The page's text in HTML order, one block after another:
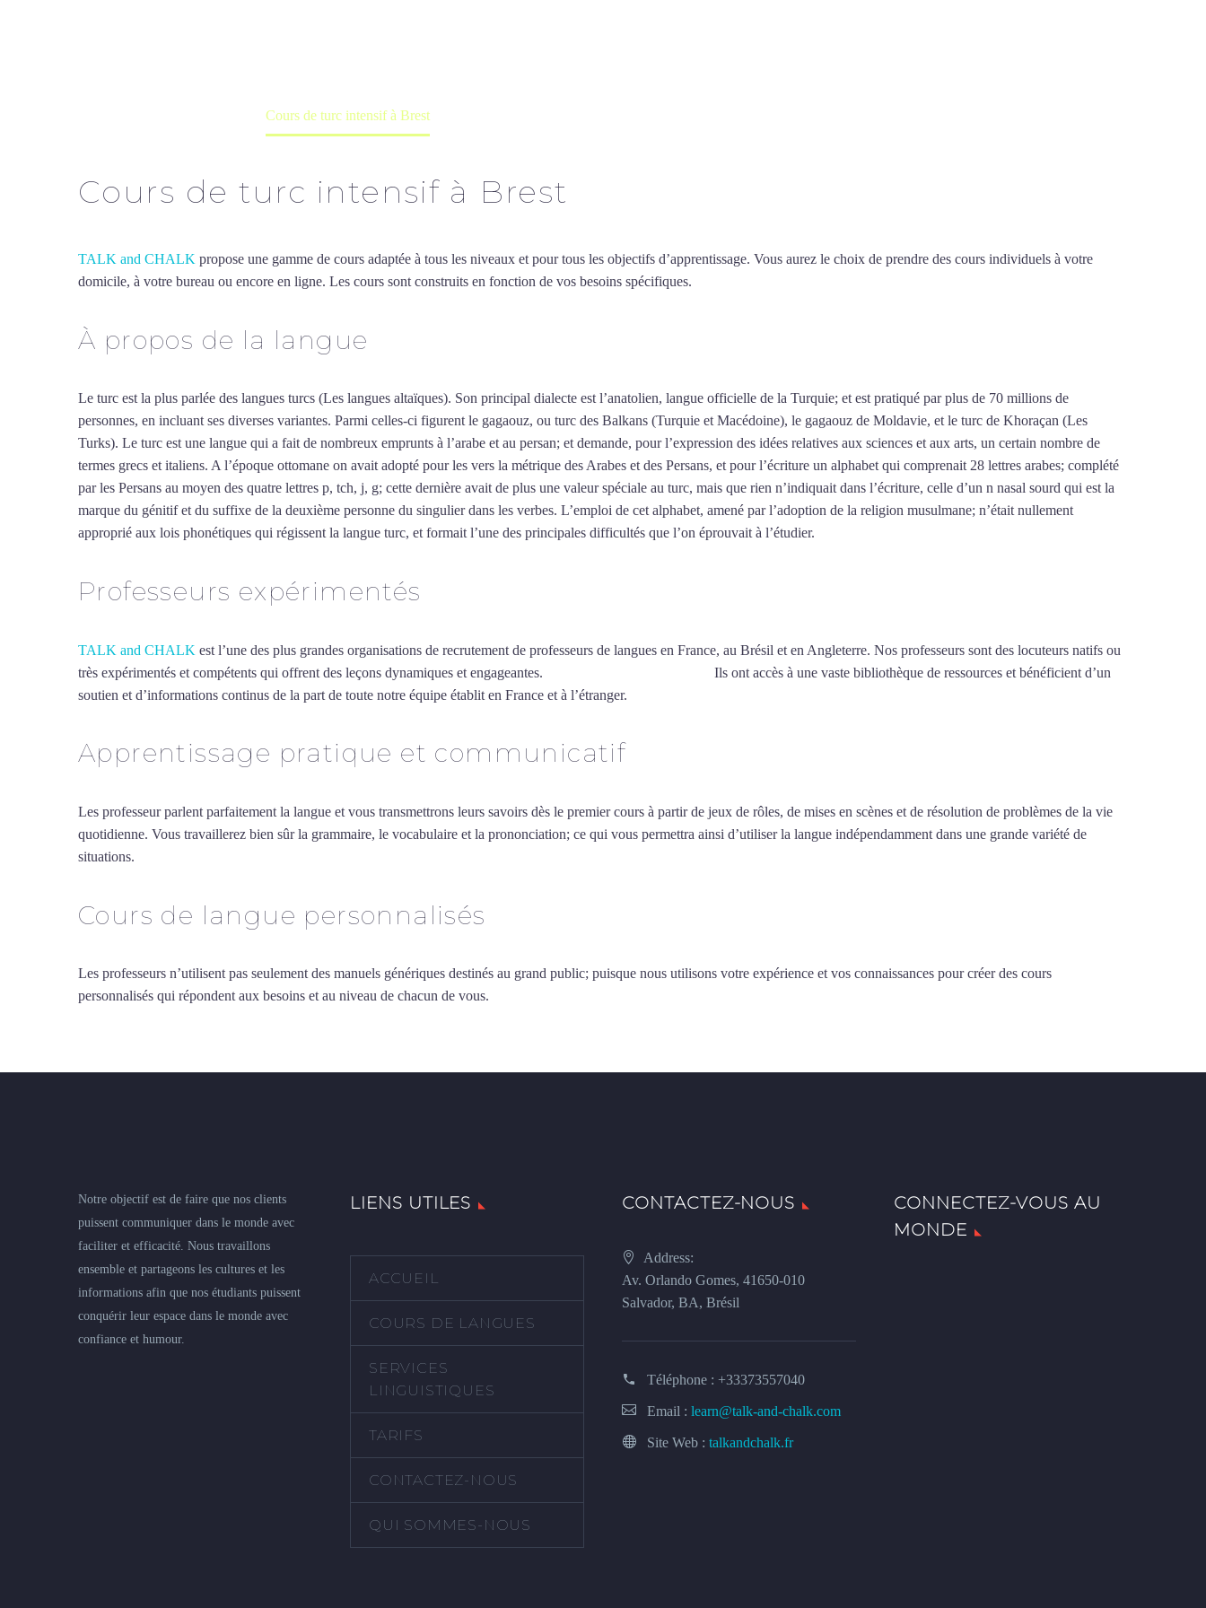
Cours de turc intensif à Brest
Cours de turc intensif à Brest
TALK and CHALK propose une gamme de cours adaptée à tous les niveaux et pour tous les objectifs d’apprentissage. Vous aurez le choix de prendre des cours individuels à votre
domicile, à votre bureau ou encore en ligne. Les cours sont construits en fonction de vos besoins spécifiques.
À propos de la langue
Le turc est la plus parlée des langues turcs (Les langues altaïques). Son principal dialecte est l’anatolien, langue officielle de la Turquie; et est pratiqué par plus de 70 millions de
personnes, en incluant ses diverses variantes. Parmi celles-ci figurent le gagaouz, ou turc des Balkans (Turquie et Macédoine), le gagaouz de Moldavie, et le turc de Khoraçan (Les
Turks). Le turc est une langue qui a fait de nombreux emprunts à l’arabe et au persan; et demande, pour l’expression des idées relatives aux sciences et aux arts, un certain nombre de
termes grecs et italiens. A l’époque ottomane on avait adopté pour les vers la métrique des Arabes et des Persans, et pour l’écriture un alphabet qui comprenait 28 lettres arabes; complété
par les Persans au moyen des quatre lettres p, tch, j, g; cette dernière avait de plus une valeur spéciale au turc, mais que rien n’indiquait dans l’écriture, celle d’un n nasal sourd qui est la
marque du génitif et du suffixe de la deuxième personne du singulier dans les verbes. L’emploi de cet alphabet, amené par l’adoption de la religion musulmane; n’était nullement
approprié aux lois phonétiques qui régissent la langue turc, et formait l’une des principales difficultés que l’on éprouvait à l’étudier.
Professeurs expérimentés
TALK and CHALK est l’une des plus grandes organisations de recrutement de professeurs de langues en France, au Brésil et en Angleterre. Nos professeurs sont des locuteurs natifs ou
très expérimentés et compétents qui offrent des leçons dynamiques et engageantes.
Ils ont accès à une vaste bibliothèque de ressources et bénéficient d’un
soutien et d’informations continus de la part de toute notre équipe établit en France et à l’étranger.
Apprentissage pratique et communicatif
Les professeur parlent parfaitement la langue et vous transmettrons leurs savoirs dès le premier cours à partir de jeux de rôles, de mises en scènes et de résolution de problèmes de la vie
quotidienne. Vous travaillerez bien sûr la grammaire, le vocabulaire et la prononciation; ce qui vous permettra ainsi d’utiliser la langue indépendamment dans une grande variété de
situations.
Cours de langue personnalisés
Les professeurs n’utilisent pas seulement des manuels génériques destinés au grand public; puisque nous utilisons votre expérience et vos connaissances pour créer des cours
personnalisés qui répondent aux besoins et au niveau de chacun de vous.
Notre objectif est de faire que nos clients
puissent communiquer dans le monde avec
faciliter et efficacité. Nous travaillons
ensemble et partageons les cultures et les
informations afin que nos étudiants puissent
conquérir leur espace dans le monde avec
confiance et humour.
LIENS UTILES
ACCUEIL
COURS DE LANGUES
SERVICES
LINGUISTIQUES
TARIFS
CONTACTEZ-NOUS
QUI SOMMES-NOUS
CONTACTEZ-NOUS
Address:
Av. Orlando Gomes, 41650-010
Salvador, BA, Brésil
Téléphone : +33373557040
Email : learn@talk-and-chalk.com
Site Web : talkandchalk.fr
CONNECTEZ-VOUS AU
MONDE